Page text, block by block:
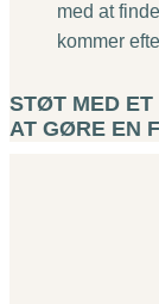
med at
kommer
STØT MED
AT GØRE EN